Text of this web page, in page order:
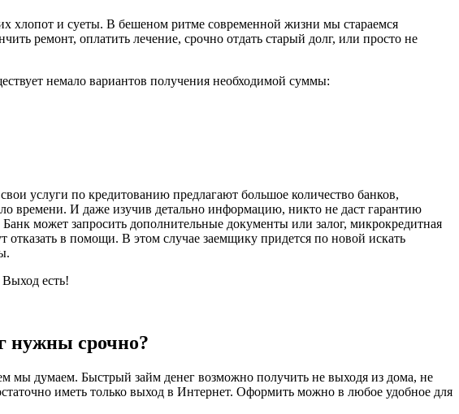
хлопот и суеты. В бешеном ритме современной жизни мы стараемся
ремонт, оплатить лечение, срочно отдать старый долг, или просто не
немало вариантов получения необходимой суммы:
услуги по кредитованию предлагают большое количество банков,
времени. И даже изучив детально информацию, никто не даст гарантию
может запросить дополнительные документы или залог, микрокредитная
в помощи. В этом случае заемщику придется по новой искать
есть!
нужны срочно?
мы думаем. Быстрый займ денег возможно получить не выходя из дома, не
иметь только выход в Интернет. Оформить можно в любое удобное для